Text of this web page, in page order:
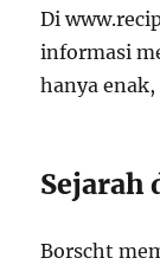
Di
informasi
hanya
Sejarah
Borscht